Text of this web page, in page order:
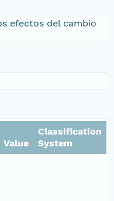
efectos del cambio
Value
Classification
System